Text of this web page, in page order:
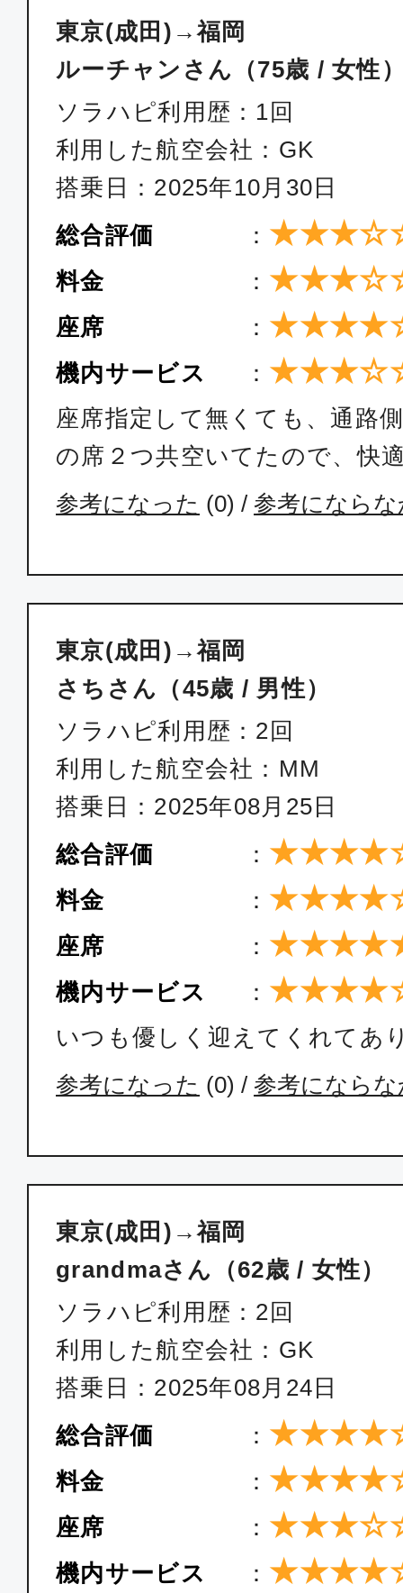
東京(成田)→福岡
ルーチャンさん（75歳 / 女性
ソラハピ利用歴：1回
利用した航空会社：GK
搭乗日：2025年10月30日
総合評価
：
料金 ：
座席 ：
機内サービス ：
座席指定して無くても、通路
の席２つ共空いてたので、快
参考になった (0) / 参考になら
東京(成田)→福岡
さちさん（45歳 / 男性）
ソラハピ利用歴：2回
利用した航空会社：MM
搭乗日：2025年08月25日
総合評価
：
料金 ：
座席 ：
機内サービス ：
いつも優しく迎えてくれてあ
参考になった (0) / 参考になら
東京(成田)→福岡
grandmaさん（62歳 / 女性）
ソラハピ利用歴：2回
利用した航空会社：GK
搭乗日：2025年08月24日
総合評価
：
料金 ：
座席 ：
機内サービス ：